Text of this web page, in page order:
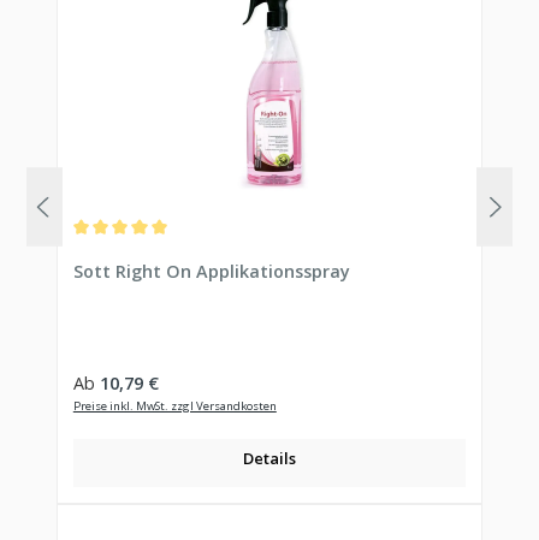
Sott Right On Applikationsspray
Regulärer Preis:
Ab 10,79 €
Preise inkl. MwSt. zzgl Versandkosten
Details